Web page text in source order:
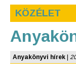
KÖZÉLET
Anyakönyvi hírek